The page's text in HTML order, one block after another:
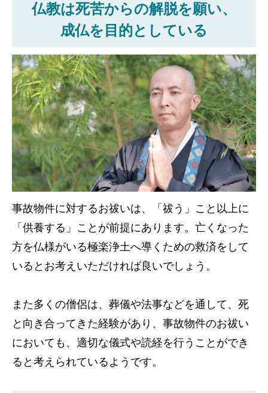
仏教は死苦からの解脱を願い、
成仏を目的としている
事故物件に対するお祓いは、「祓う」こと以上に
「供養する」ことが前提にあります。亡くなった
方を仏様がいる極楽浄土へ導くための救済をして
いるとお考えいただければ良いでしょう。
また多くの僧侶は、葬儀や法事などを通して、死
と向き合ってきた経験があり、事故物件のお祓い
においても、適切な儀式や読経を行うことができ
ると考えられているようです。